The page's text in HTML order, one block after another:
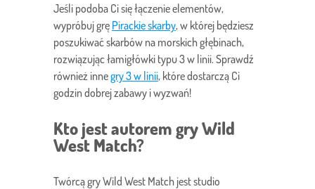
Jeśli podoba Ci się łączenie elementów,
wypróbuj grę Pirackie skarby, w której będziesz
poszukiwać skarbów na morskich głębinach,
rozwiązując łamigłówki typu 3 w linii. Sprawdź
również innegry 3 w linii, które dostarczą Ci
godzin dobrej zabawy i wyzwań!
Kto jest autorem gry Wild
West Match?
Twórcą gry Wild West Match jest studio